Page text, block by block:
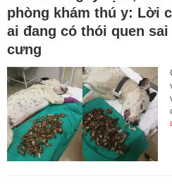
phòng khám thú y: Lời
ai đang có thói quen
cưng